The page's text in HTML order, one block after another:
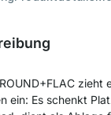
zieht
ein: Es schenkt